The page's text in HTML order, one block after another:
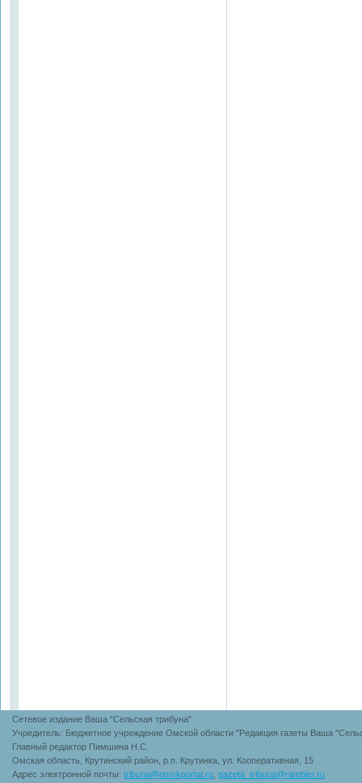
Сетевое издание Ваша "Сельская трибуна"
Учредитель: Бюджетное учреждение Омской области "Редакция газеты Ваша
Главный редактор Пимшина Н.С.
Омская область, Крутинский район, р.п. Крутинка, ул. Кооперативная, 15
Адрес электронной почты: tribuna@omskportal.ru gazeta_tribuna@rambler.ru